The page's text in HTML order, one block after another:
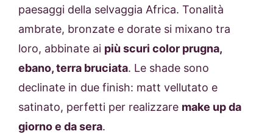
paesaggi della selvaggia Africa. Tonalità
ambrate, bronzate e dorate si mixano tra
loro, abbinate ai più scuri color prugna,
ebano, terra bruciata. Le shade sono
declinate in due finish: matt vellutato e
satinato, perfetti per realizzare make up da
giorno e da sera.